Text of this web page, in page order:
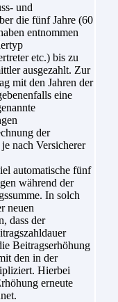
und
die fünf Jahre (60
entnommen
etc.) bis zu
ausgezahlt. Zur
mit den Jahren der
eine
der
nach Versicherer
automatische fünf
während der
In solch
neuen
dass der
Beitragserhöhung
den in der
Hierbei
erneute